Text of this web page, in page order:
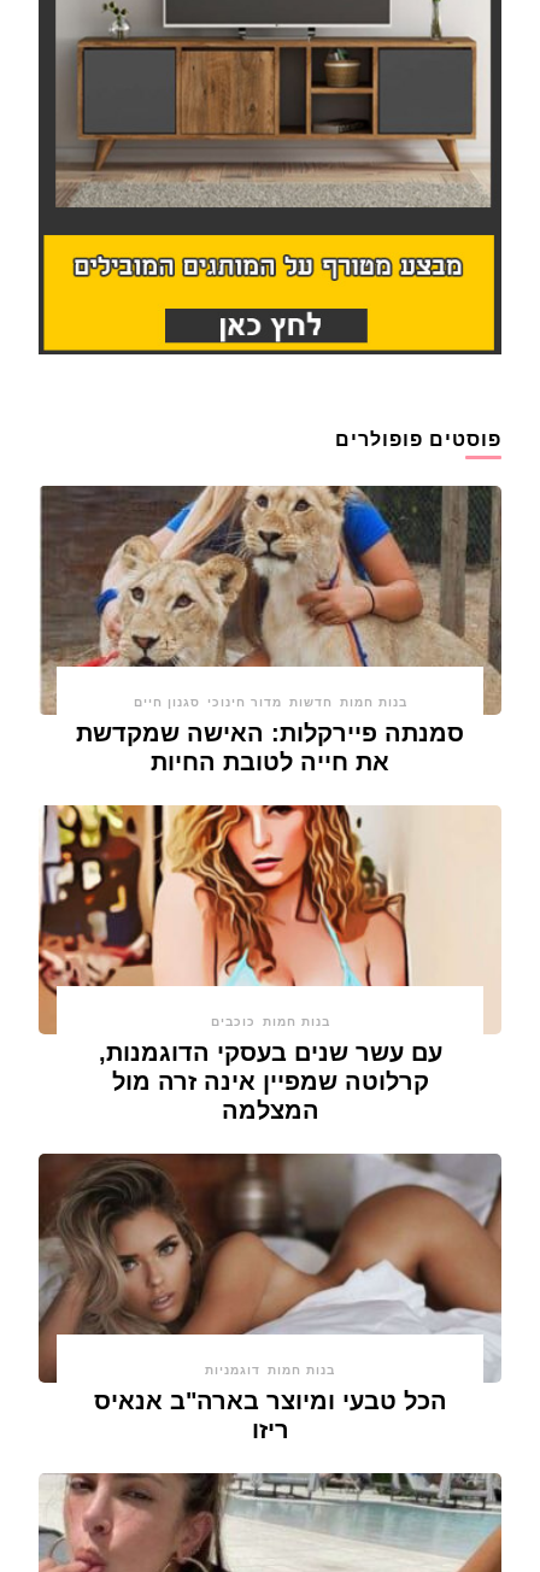
פוסטים פופולרים
בנות חמות חדשות מדור חינוכי סגנון חיים
סמנתה פיירקלות: האישה שמקדשת
את חייה לטובת החיות
בנות חמות כוכבים
עם עשר שנים בעסקי הדוגמנות,
קרלוטה שמפיין אינה זרה מול
המצלמה
בנות חמות דוגמניות
הכל טבעי ומיוצר בארה"ב אנאיס
ריזו